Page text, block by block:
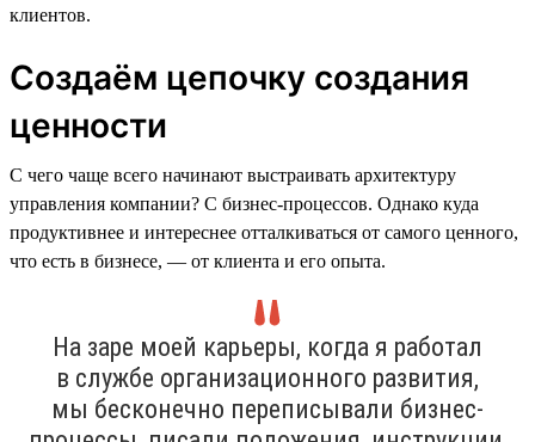
клиентов.
Создаём цепочку создания
ценности
С чего чаще всего начинают выстраивать архитектуру
управления компании? С бизнес-процессов. Однако куда
продуктивнее и интереснее отталкиваться от самого ценного,
что есть в бизнесе, — от клиента и его опыта.
На заре моей карьеры, когда я работал
в службе организационного развития,
мы бесконечно переписывали бизнес-